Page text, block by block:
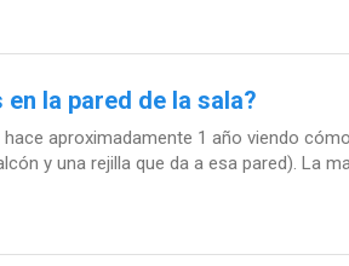
la pared de la sala?
aproximadamente 1 año viendo
y una rejilla que da a esa pared). La